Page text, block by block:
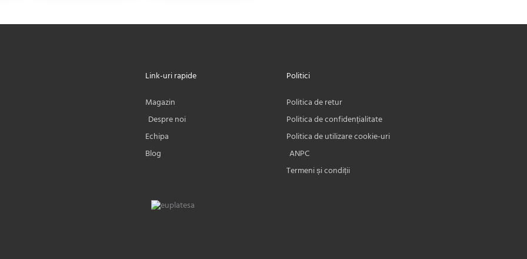
Link-uri rapide
Magazin
Despre noi
Echipa
Blog
Politici
Politica de retur
Politica de confidențialitate
Politica de utilizare cookie-uri
ANPC
Termeni și condiții